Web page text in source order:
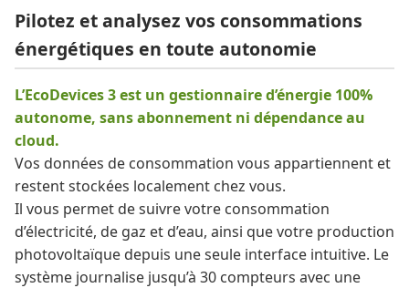
Pilotez et analysez vos consommations
énergétiques en toute autonomie
L’EcoDevices 3 est un gestionnaire d’énergie 100%
autonome, sans abonnement ni dépendance au
cloud.
Vos données de consommation vous appartiennent et
restent stockées localement chez vous.
Il vous permet de suivre votre consommation
d’électricité, de gaz et d’eau, ainsi que votre production
photovoltaïque depuis une seule interface intuitive. Le
système journalise jusqu’à 30 compteurs avec une